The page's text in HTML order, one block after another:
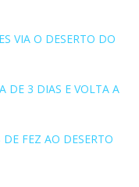
VIA O DESERTO DO
DE 3 DIAS E VOLTA A
FEZ AO DESERTO